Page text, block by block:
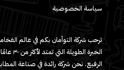
سياسة الخصوصية
ترحب شركة التوأمان بكم في عالم
الخبرة
الرفيع. نحن شركة رائدة في صناعة